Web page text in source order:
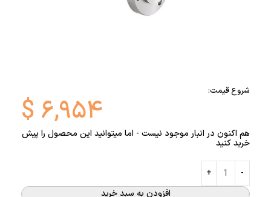
شروع قیمت:
$ ۶,۹۵۴
هم اکنون در انبار موجود نیست - اما میتوانید این محصول را پیش
خرید کنید
افزودن به سبد خرید